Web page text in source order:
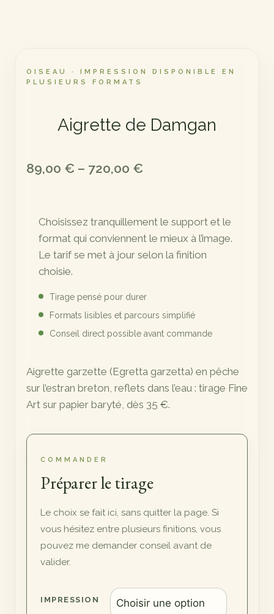
OISEAU · IMPRESSION DISPONIBLE EN
PLUSIEURS FORMATS
Aigrette de Damgan
89,00 € – 720,00 €
Plage
89,00 €
720,00 €
Choisissez tranquillement le support et le
format qui conviennent le mieux à l’image.
Le tarif se met à jour selon la finition
choisie.
Tirage pensé pour durer
Formats lisibles et parcours simplifié
Conseil direct possible avant commande
Aigrette garzette (Egretta garzetta) en pêche
sur l’estran breton, reflets dans l’eau : tirage Fine
Art sur papier baryté, dès 35 €.
COMMANDER
Préparer le tirage
Le choix se fait ici, sans quitter la page. Si
vous hésitez entre plusieurs finitions, vous
pouvez me demander conseil avant de
valider.
IMPRESSION